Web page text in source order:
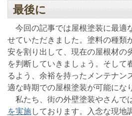
最後に
今回の記事では屋根塗装に最適
せていただきました。塗料の種類
安を割り出して、現在の屋根材の
を判断していきましょう。そして
るよう、余裕を持ったメンテナン
適な時期での屋根塗装が可能にな
私たち、街の外壁塗装やさんで
を実施しております。入念な現地